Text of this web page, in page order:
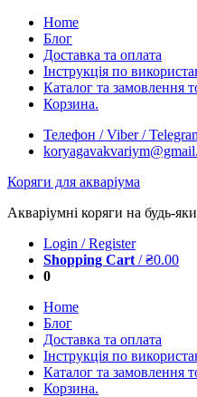
Skip
content
Home
Блог
Доставка та оплата
Інструкція по
Каталог та замовлення
Корзина.
Телефон / Viber /
Коряги для акваріума
Акваріумні коряги на будь-
Login / Register
Shopping Cart /₴0.00
0
Home
Блог
Доставка та оплата
Інструкція по
Каталог та замовлення
Корзина.